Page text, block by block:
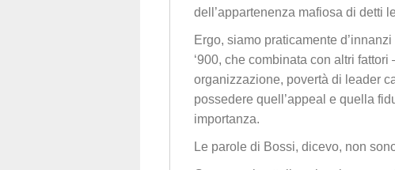
dell’appartenenza mafiosa di detti
Ergo, siamo praticamente
‘900, che combinata con altri
organizzazione, povertà di leader
possedere quell’appeal e quella
importanza.
Le parole di Bossi, dicevo, non